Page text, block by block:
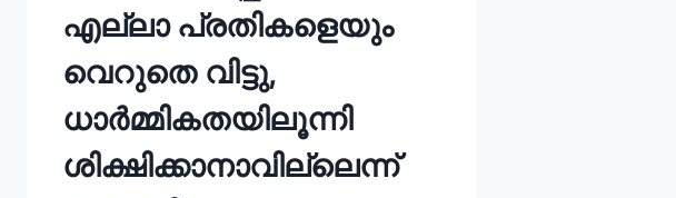
എല്ലാ പ്രതികളെയും
വെറുതെ വിട്ടു,
ധാർമ്മികതയിലൂന്നി
ശിക്ഷിക്കാനാവില്ലെന്ന്